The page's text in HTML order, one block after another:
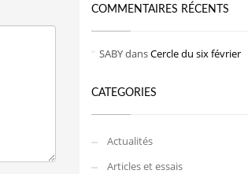
COMMENTAIRES RÉCENTS
SABYdansCercle du six février
CATEGORIES
Actualités
Articles et essais